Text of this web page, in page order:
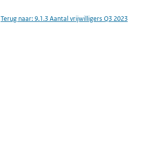
Terug naar: 9.1.3 Aantal vrijwilligers Q3 2023